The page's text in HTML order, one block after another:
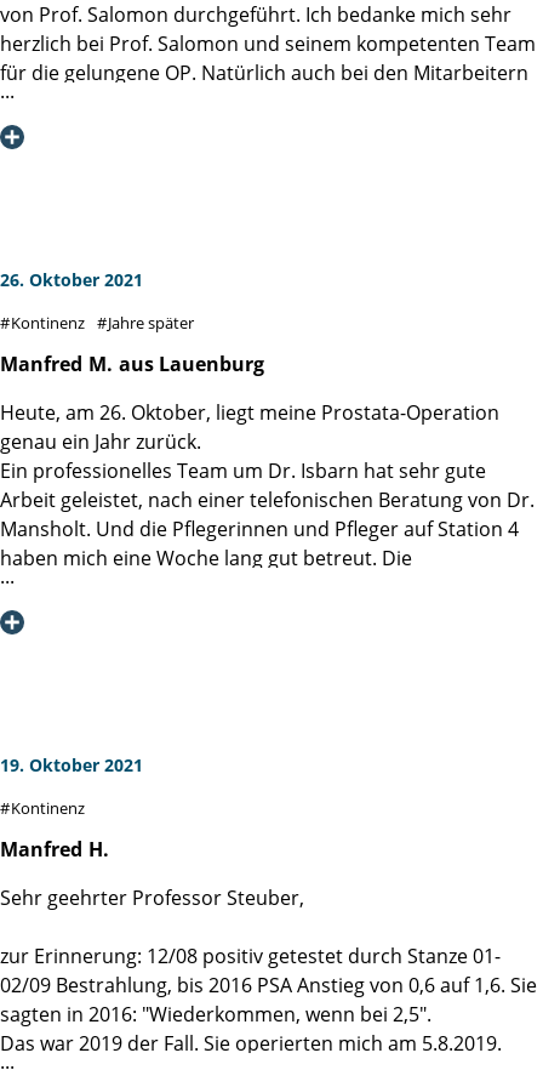
haben zu können, hatte ich die Martini-Klink ausgesucht.
Klarerweise müssen da viele Dinge positiv
zusammenkommen, damit das möglich ist, aber meiner
Ansicht nach hat die Erfahrung, Fähigkeit und Fertigkeit des
Operateurs Prof. Heinzer da einen sehr großen Anteil
mit den unangenehmen Begleiterscheinungen der ersten
beiden Tage nach dem Eingriff klar zu kommen und mich
schnell zu erholen. Den exzellenten Ruf der Martini-Klinik
kann ich voll und ganz bestätigen.
von Prof. Salomon durchgeführt. Ich bedanke mich sehr
herzlich bei Prof. Salomon und seinem kompetenten Team
für die gelungene OP. Natürlich auch bei den Mitarbeitern
der Station 4 für die gute, liebevolle Betreuung. Die Martini-
Klinik kann ich aus meiner Sicht jederzeit weiterempfehlen.
26. Oktober 2021
Kontinenz Jahre später
Manfred M. aus Lauenburg
Heute, am 26. Oktober, liegt meine Prostata-Operation
genau ein Jahr zurück.
Ein professionelles Team um Dr. Isbarn hat sehr gute
Arbeit geleistet, nach einer telefonischen Beratung von Dr.
Mansholt. Und die Pflegerinnen und Pfleger auf Station 4
haben mich eine Woche lang gut betreut. Die
Operationswunde ist sehr gut verheilt, nur noch ein
dunkler Streifen auf der Haut zeugt von ihr.
Von meinem Urologen wurden mir bereits dreimal niedrige
geheilt. Meine anfangs hohen Blutdruckwerte konnten
mittels zweier Tabletten pro Tag gut eingestellt werden.
Kopfschmerzen, die auch andere Ursachen haben können.
19. Oktober 2021
Kontinenz
Manfred H.
Sehr geehrter Professor Steuber,
zur Erinnerung: 12/08 positiv getestet durch Stanze 01-
02/09 Bestrahlung, bis 2016 PSA Anstieg von 0,6 auf 1,6. Sie
sagten in 2016: "Wiederkommen, wenn bei 2,5".
Das war 2019 der Fall. Sie operierten mich am 5.8.2019.
Schon wenige Wochen später Wegfall der Vorlagen am